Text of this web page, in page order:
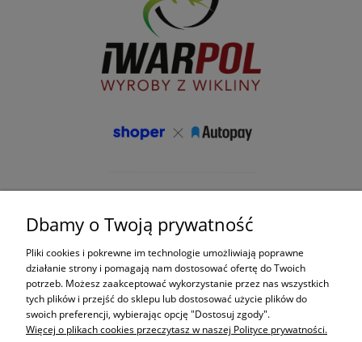
Dbamy o Twoją prywatność
Pliki cookies i pokrewne im technologie umożliwiają poprawne
działanie strony i pomagają nam dostosować ofertę do Twoich
potrzeb. Możesz zaakceptować wykorzystanie przez nas wszystkich
tych plików i przejść do sklepu lub dostosować użycie plików do
swoich preferencji, wybierając opcję "Dostosuj zgody".
Więcej o plikach cookies przeczytasz w naszej Polityce prywatności.